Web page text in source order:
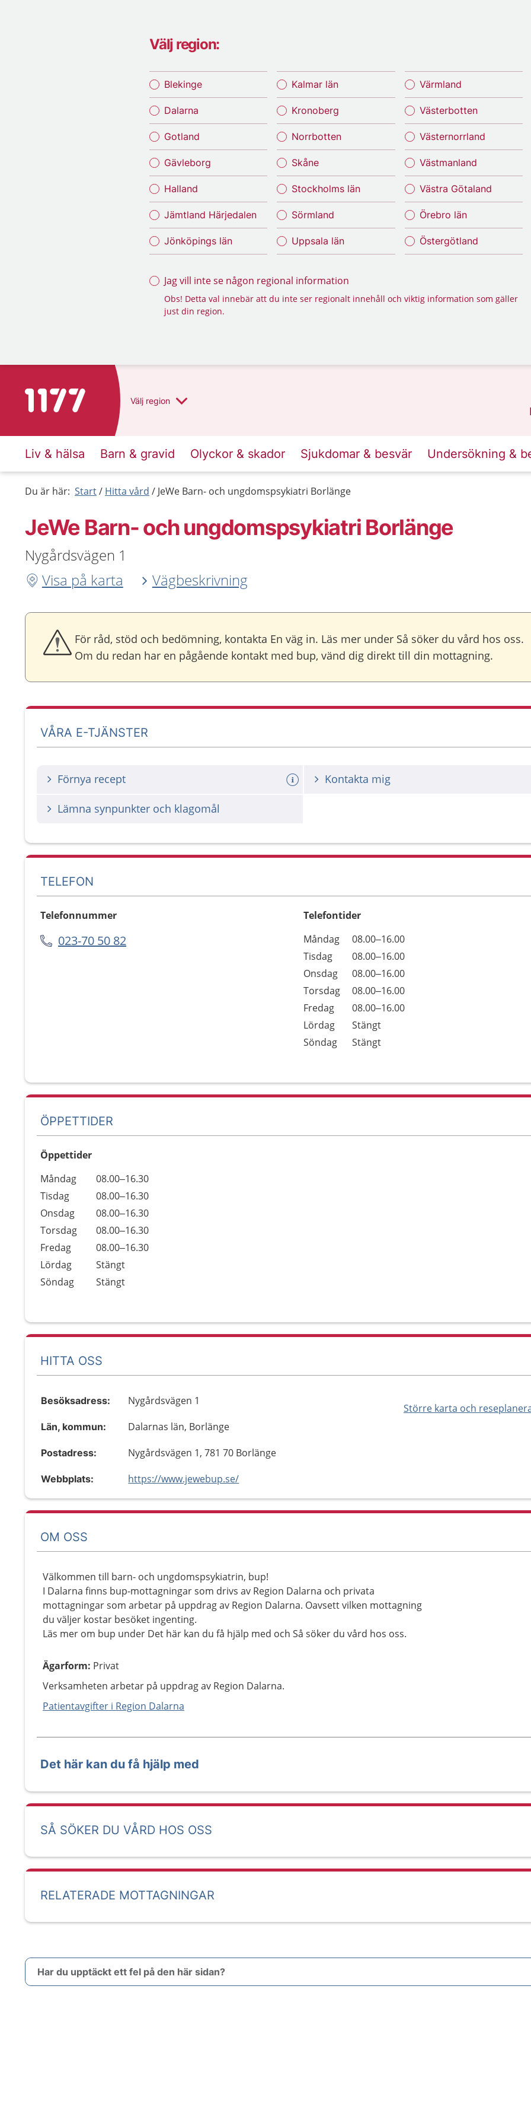
Välj region:
Blekinge
Dalarna
Gotland
Gävleborg
Halland
Jämtland Härjedalen
Jönköpings län
Kalmar län
Kronoberg
Norrbotten
Skåne
Stockholms län
Sörmland
Uppsala län
Värmland
Västerbotten
Västernorrland
Västmanland
Västra Götaland
Örebro län
Östergötland
Jag vill inte se någon regional information
Obs! Detta val innebär att du inte ser regionalt innehåll och viktig information som gäller
just din region.
Till startsidan för 1177 Välj region
Liv & hälsa Barn & gravid Olyckor & skador Sjukdomar & besvär Undersökning &
Du är här: Start Hitta vård JeWe Barn- och ungdomspsykiatri Borlänge
JeWe Barn- och ungdomspsykiatri Borlänge
Nygårdsvägen 1
Visa på karta
Vägbeskrivning
För råd, stöd och bedömning, kontakta En väg in. Läs mer under Så söker du vård hos oss.
Om du redan har en pågående kontakt med bup, vänd dig direkt till din mottagning.
VÅRA E-TJÄNSTER
Förnya recept Kontakta mig
Lämna synpunkter och klagomål
TELEFON
Telefonnummer
023-70 50 82
Telefontider
Dag
Öppettider
Kommentarer
Måndag
08.00–16.00
Tisdag
08.00–16.00
Onsdag
08.00–16.00
Torsdag
08.00–16.00
Fredag
08.00–16.00
Lördag
Stängt
Söndag
Stängt
ÖPPETTIDER
Öppettider
Dag
Öppettider
Kommentarer
Måndag
08.00–16.30
Tisdag
08.00–16.30
Onsdag
08.00–16.30
Torsdag
08.00–16.30
Fredag
08.00–16.30
Lördag
Stängt
Söndag
Stängt
HITTA OSS
Större karta och
Besöksadress: Nygårdsvägen 1
Län, kommun: Dalarnas län, Borlänge
Postadress: Nygårdsvägen 1, 781 70 Borlänge
Webbplats: https://www.jewebup.se/
OM OSS
Välkommen till barn- och ungdomspsykiatrin, bup!
I Dalarna finns bup-mottagningar som drivs av Region Dalarna och privata
mottagningar som arbetar på uppdrag av Region Dalarna. Oavsett vilken mottagning
du väljer kostar besöket ingenting.
Läs mer om bup under Det här kan du få hjälp med och Så söker du vård hos oss.
Ägarform: Privat
Verksamheten arbetar på uppdrag av Region Dalarna.
Patientavgifter i Region Dalarna
Det här kan du få hjälp med
SÅ SÖKER DU VÅRD HOS OSS
RELATERADE MOTTAGNINGAR
Har du upptäckt ett fel på den här sidan?